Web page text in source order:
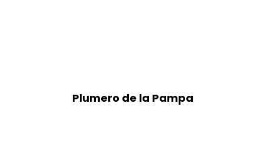
Plumero de la Pampa